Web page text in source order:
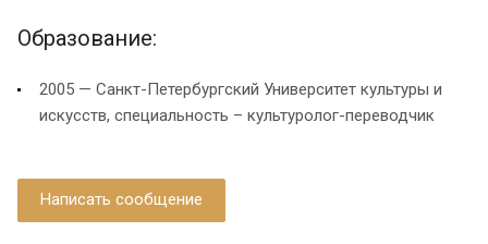
Образование:
2005 — Санкт-Петербургский Университет культуры и
искусств, специальность – культуролог-переводчик
Написать сообщение